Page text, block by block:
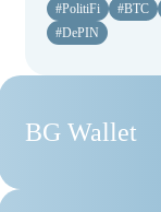
#PolitiFi #BTC
#DePIN
BG Wallet